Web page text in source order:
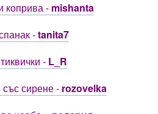
коприва - mishanta
-tanita7
- L_R
със сирене - rozovelka